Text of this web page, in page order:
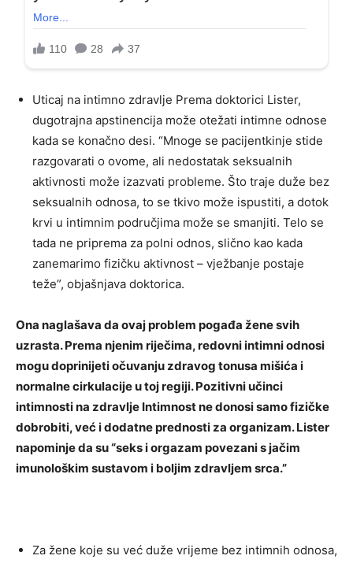
Uticaj na intimno zdravlje Prema doktorici Lister,
dugotrajna apstinencija može otežati intimne odnose
kada se konačno desi. “Mnoge se pacijentkinje stide
razgovarati o ovome, ali nedostatak seksualnih
aktivnosti može izazvati probleme. Što traje duže bez
seksualnih odnosa, to se tkivo može ispustiti, a dotok
krvi u intimnim područjima može se smanjiti. Telo se
tada ne priprema za polni odnos, slično kao kada
zanemarimo fizičku aktivnost – vježbanje postaje
teže”, objašnjava doktorica.
Ona naglašava da ovaj problem pogađa žene svih
uzrasta. Prema njenim riječima, redovni intimni odnosi
mogu doprinijeti očuvanju zdravog tonusa mišića i
normalne cirkulacije u toj regiji. Pozitivni učinci
intimnosti na zdravlje Intimnost ne donosi samo fizičke
dobrobiti, već i dodatne prednosti za organizam. Lister
napominje da su “seks i orgazam povezani s jačim
imunološkim sustavom i boljim zdravljem srca.”
Za žene koje su već duže vrijeme bez intimnih odnosa,